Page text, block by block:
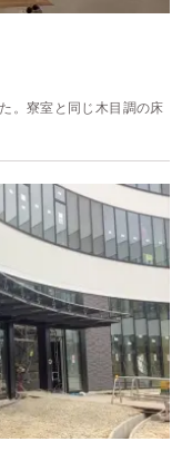
。寮室と同じ木目調の床